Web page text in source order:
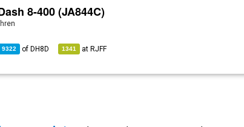
8-400 (JA844C)
9322 of DH8D 1341 at RJFF